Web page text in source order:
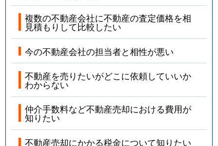
複数の不動産会社に不動産の査定価格を相
見積もりして比較したい
今の不動産会社の担当者と相性が悪い
不動産を売りたいがどこに依頼していいか
わからない
仲介手数料など不動産売却における費用が
知りたい
不動産売却にかかる税金について知りたい